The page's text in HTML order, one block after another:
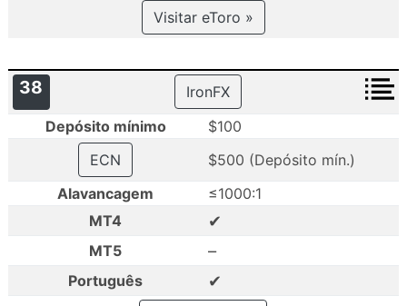
Visitar eToro »
38
IronFX
Depósito mínimo
$100
ECN
$500 (Depósito mín.)
Alavancagem
≤1000:1
MT4
✔
MT5 –
Português ✔